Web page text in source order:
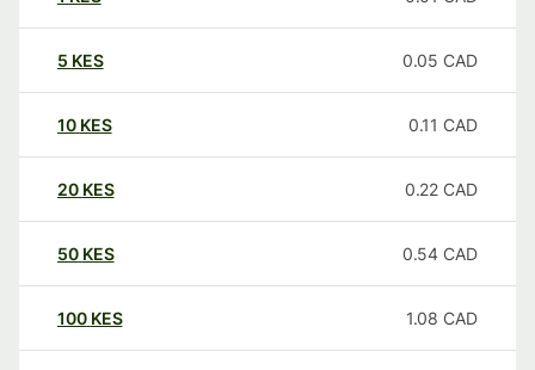
5 KES 0.05 CAD
10 KES 0.11 CAD
20 KES 0.22 CAD
50 KES 0.54 CAD
100 KES 1.08 CAD